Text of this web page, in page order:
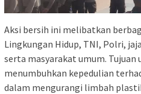
Aksi bersih ini melibatkan
Lingkungan Hidup, TNI, Polri,
serta masyarakat umum.
menumbuhkan kepedulian
dalam mengurangi limbah